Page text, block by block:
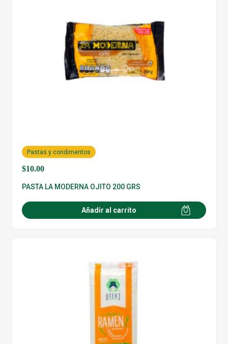
$10.00
Pastas y condimentos
PASTA LA MODERNA OJITO 200 GRS
Añadir al carrito